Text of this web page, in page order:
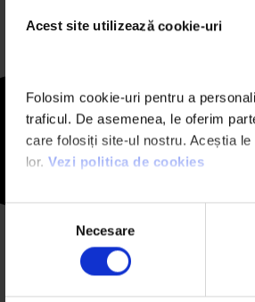
Acest site utilizează cookie-uri
Folosim cookie-uri pentru a
traficul. De asemenea, le oferim
care folosiți site-ul nostru. Aceștia
lor. Vezi politica de cookies
consimțământului
Necesare